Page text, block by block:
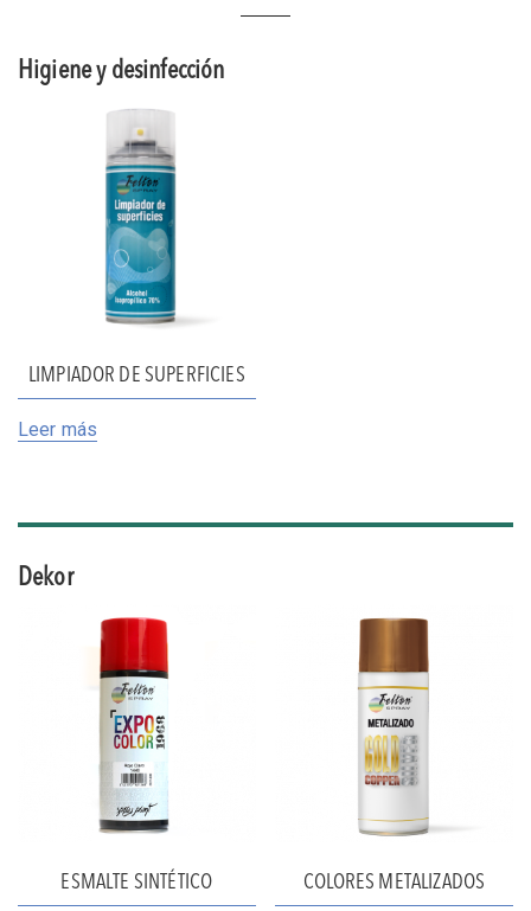
Higiene y desinfección
LIMPIADOR DE SUPERFICIES
Leer más
Dekor
ESMALTE SINTÉTICO COLORES METALIZADOS